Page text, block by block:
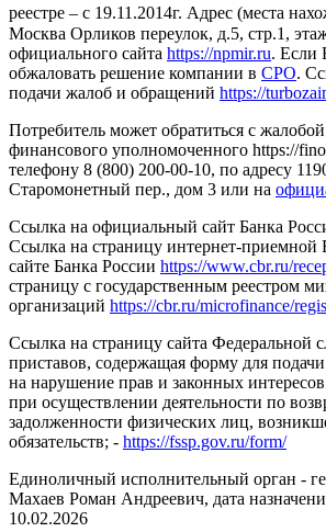
реестре – с 19.11.2014г. Адрес (места
Москва Орликов переулок, д.5, стр.1,
официального сайта https://npmir.ru. Если
обжаловать решение компании в СРО.
подачи жалоб и обращений https://
Потребитель может обратиться с
финансового уполномоченного https://
телефону 8 (800) 200-00-10, по адресу
Старомонетный пер., дом 3 или на
Ссылка на официальный сайт Банка
Ссылка на страницу интернет-приемной
сайте Банка России https://www.cbr.ru/
страницу с государственным реестром
организаций https://cbr.ru/microfinance/
Ссылка на страницу сайта Федеральной
приставов, содержащая форму для
на нарушение прав и законных
при осуществлении деятельности по
задолженности физических лиц,
обязательств; - https://fssp.gov.ru/form/
Единоличный исполнительный орган -
Махаев Роман Андреевич, дата
10.02.2026